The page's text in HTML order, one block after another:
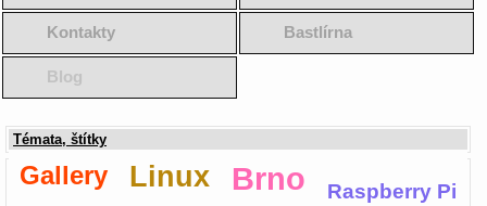
Kontakty Bastlírna
Blog
Témata, štítky
Gallery Linux Brno Raspberry Pi